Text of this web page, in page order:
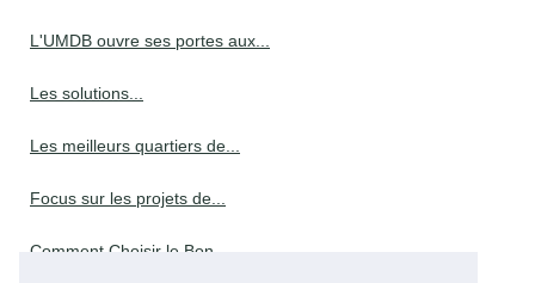
L'UMDB ouvre ses portes aux...
Les solutions...
Les meilleurs quartiers de...
Focus sur les projets de...
Comment Choisir le Bon...